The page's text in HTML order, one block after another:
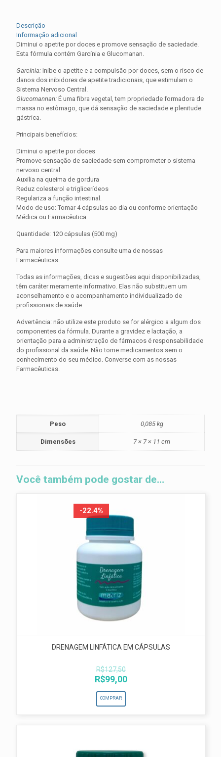
Descrição
Informação adicional
Diminui o apetite por doces e promove sensação de saciedade.
Esta fórmula contém Garcínia e Glucomanan.
Garcínia: Inibe o apetite e a compulsão por doces, sem o risco de
danos dos inibidores de apetite tradicionais, que estimulam o
Sistema Nervoso Central.
Glucomannan: É uma fibra vegetal, tem propriedade formadora de
massa no estômago, que dá sensação de saciedade e plenitude
gástrica.
Principais benefícios:
Diminui o apetite por doces
Promove sensação de saciedade sem comprometer o sistema
nervoso central
Auxilia na queima de gordura
Reduz colesterol e triglicerídeos
Regulariza a função intestinal.
Modo de uso: Tomar 4 cápsulas ao dia ou conforme orientação
Médica ou Farmacêutica
Quantidade: 120 cápsulas (500 mg)
Para maiores informações consulte uma de nossas
Farmacêuticas.
Todas as informações, dicas e sugestões aqui disponibilizadas,
têm caráter meramente informativo. Elas não substituem um
aconselhamento e o acompanhamento individualizado de
profissionais de saúde.
Advertência: não utilize este produto se for alérgico a algum dos
componentes da fórmula. Durante a gravidez e lactação, a
orientação para a administração de fármacos é responsabilidade
do profissional da saúde. Não tome medicamentos sem o
conhecimento do seu médico. Converse com as nossas
Farmacêuticas.
Peso 0,085 kg
Dimensões 7 × 7 × 11 cm
Você também pode gostar de…
DRENAGEM LINFÁTICA EM CÁPSULAS
R$127,50
O
original
era:
R$99,00O
-22.4%
COMPRAR